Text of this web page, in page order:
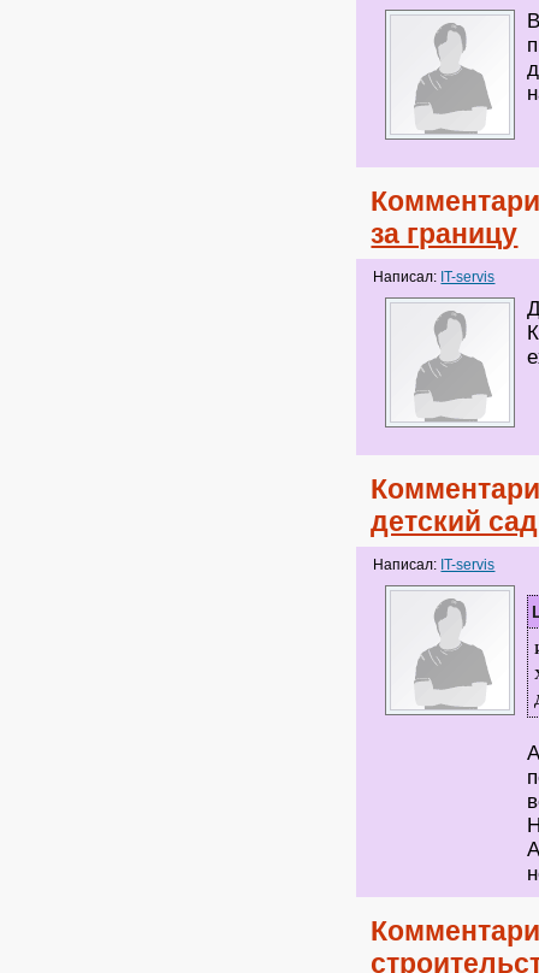
за границу
Написал: IT-servis
детский
Написал: IT-servis